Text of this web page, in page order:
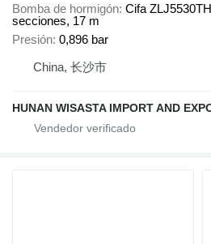
Bomba de hormigón Cifa
secciones, 17 m
Presión 0,896 bar
China, 长沙市
HUNAN WISASTA IMPORT AND